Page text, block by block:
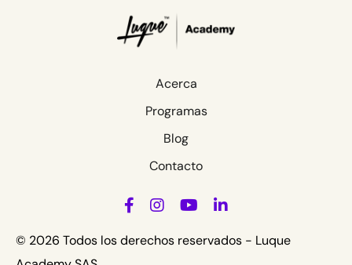
Acerca
Programas
Blog
Contacto
© 2026 Todos los derechos reservados - Luque